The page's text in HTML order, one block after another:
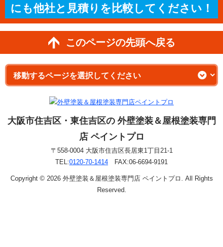
にも他社と見積りを比較してください！
このページの先頭へ戻る
大阪市住吉区・東住吉区の 外壁塗装＆屋根塗装専門
店 ペイントプロ
〒558-0004 大阪市住吉区長居東1丁目21-1
TEL:0120-70-1414 FAX:06-6694-9191
Copyright © 2026 外壁塗装＆屋根塗装専門店 ペイントプロ. All Rights
Reserved.